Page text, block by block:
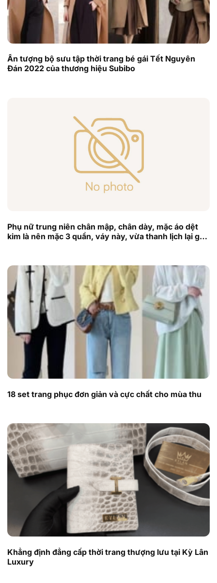
Ấn tượng bộ sưu tập thời trang bé gái Tết Nguyên
Đán 2022 của thương hiệu Subibo
Phụ nữ trung niên chân mập, chân dày, mặc áo dệt
kim là nên mặc 3 quần, váy này, vừa thanh lịch lại gầy
18 set trang phục đơn giản và cực chất cho mùa thu
Khẳng định đẳng cấp thời trang thượng lưu tại Kỳ Lân
Luxury